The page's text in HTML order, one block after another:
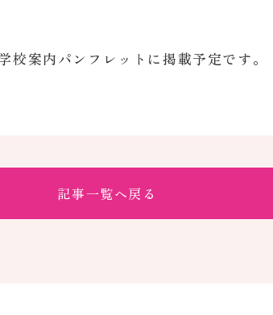
案内パンフレットに掲載予定です。
記事一覧へ戻る